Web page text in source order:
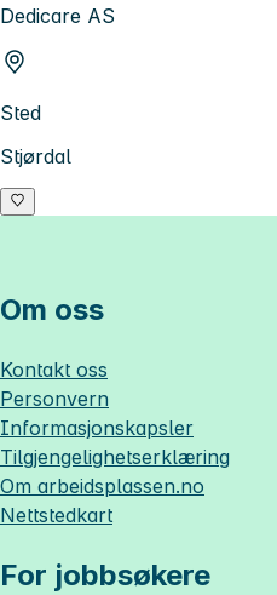
Dedicare AS
Sted
Stjørdal
Om oss
Kontakt oss
Personvern
Informasjonskapsler
Tilgjengelighetserklæring
Om arbeidsplassen.no
Nettstedkart
For jobbsøkere